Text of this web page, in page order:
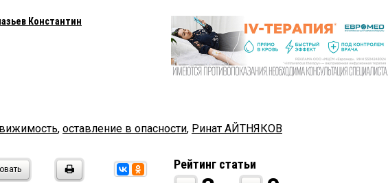
Константин
, оставление в опасности, Ринат АЙТНЯКОВ
Рейтинг статьи